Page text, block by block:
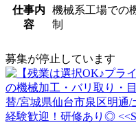
仕事内
容
機械系工場での
制
募集が停止しています